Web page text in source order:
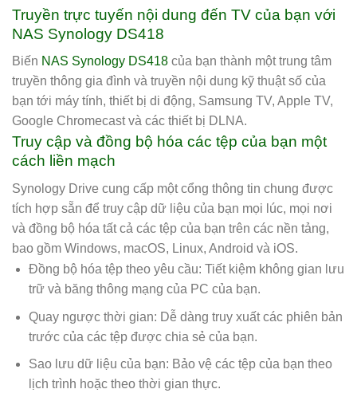
Truyền trực tuyến nội dung đến TV của bạn với
NAS Synology DS418
Biến NAS Synology DS418 của bạn thành một trung tâm
truyền thông gia đình và truyền nội dung kỹ thuật số của
bạn tới máy tính, thiết bị di động, Samsung TV, Apple TV,
Google Chromecast và các thiết bị DLNA.
Truy cập và đồng bộ hóa các tệp của bạn một
cách liền mạch
Synology Drive cung cấp một cổng thông tin chung được
tích hợp sẵn để truy cập dữ liệu của bạn mọi lúc, mọi nơi
và đồng bộ hóa tất cả các tệp của bạn trên các nền tảng,
bao gồm Windows, macOS, Linux, Android và iOS.
Đồng bộ hóa tệp theo yêu cầu: Tiết kiệm không gian lưu
trữ và băng thông mạng của PC của bạn.
Quay ngược thời gian: Dễ dàng truy xuất các phiên bản
trước của các tệp được chia sẻ của bạn.
Sao lưu dữ liệu của bạn: Bảo vệ các tệp của bạn theo
lịch trình hoặc theo thời gian thực.